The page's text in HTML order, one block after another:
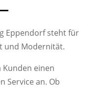
Eppendorf steht für
und Modernität.
einen
Service an. Ob